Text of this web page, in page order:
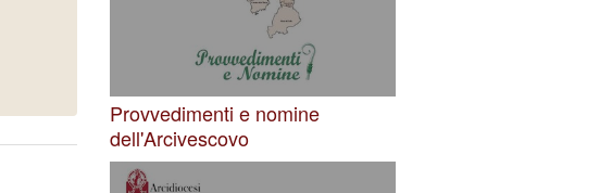
Provvedimenti e nomine
dell'Arcivescovo